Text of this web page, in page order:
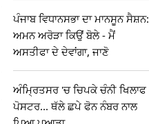
ਪੰਜਾਬ ਵਿਧਾਨਸਭਾ ਦਾ ਮਾਨਸੂਨ ਸੈਸ਼ਨ:
ਅਮਨ ਅਰੋੜਾ ਕਿਉਂ ਬੋਲੇ - ਮੈਂ
ਅਸਤੀਫਾ ਦੇ ਦੇਵਾਂਗਾ, ਜਾਣੋ
ਅੰਮ੍ਰਿਤਸਰ 'ਚ ਚਿਪਕੇ ਚੰਨੀ ਖਿਲਾਫ
ਪੋਸਟਰ... ਥੱਲੇ ਛਪੇ ਫੋਨ ਨੰਬਰ ਨਾਲ